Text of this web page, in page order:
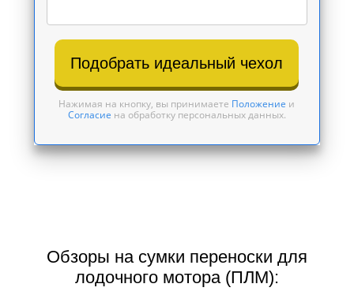
Подобрать идеальный чехол
Нажимая на кнопку, вы принимаете Положение и
Согласие на обработку персональных данных.
Обзоры на сумки переноски для
лодочного мотора (ПЛМ):